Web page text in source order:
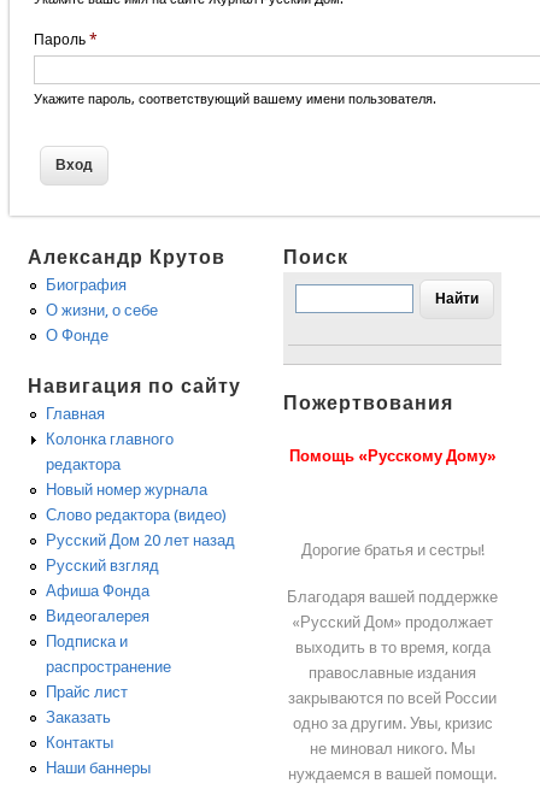
Пароль *
Укажите пароль, соответствующий вашему имени пользователя.
Александр Крутов
Биография
О жизни, о себе
О Фонде
Навигация по сайту
Главная
Колонка главного
редактора
Новый номер журнала
Слово редактора (видео)
Русский Дом 20 лет назад
Русский взгляд
Афиша Фонда
Видеогалерея
Подписка и
распространение
Прайс лист
Заказать
Контакты
Наши баннеры
Поиск
Пожертвования
Помощь «Русскому Дому»
Дорогие братья и сестры!
Благодаря вашей поддержке
«Русский Дом» продолжает
выходить в то время, когда
православные издания
закрываются по всей России
одно за другим. Увы, кризис
не миновал никого. Мы
нуждаемся в вашей помощи.